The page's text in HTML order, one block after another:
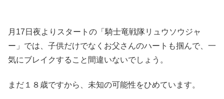
月17日夜よりスタートの「騎士竜戦隊リュウソウジャ
ー」では、子供だけでなくお父さんのハートも掴んで、一
気にブレイクすること間違いないでしょう。
まだ１８歳ですから、未知の可能性をひめています。